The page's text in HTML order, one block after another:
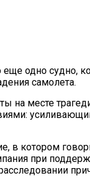
одно судно,
самолета.
на месте
в котором
при